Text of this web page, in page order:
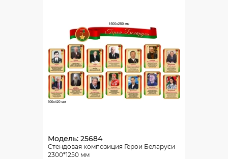
Модель: 25684
Стендовая композиция Герои Беларуси
2300*1250 мм